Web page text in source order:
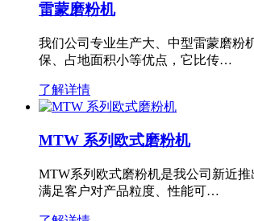
雷蒙磨粉机
我们公司专业生产大、中型雷蒙磨粉
保、占地面积小等优点，它比传…
了解详情
MTW 系列欧式磨粉机
MTW系列欧式磨粉机是我公司新近
满足客户对产品粒度、性能可…